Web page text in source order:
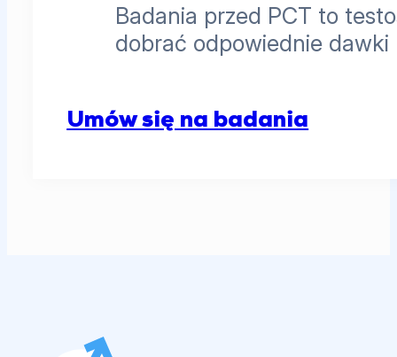
Badania przed PCT to
dobrać odpowiednie
Umów się na badania